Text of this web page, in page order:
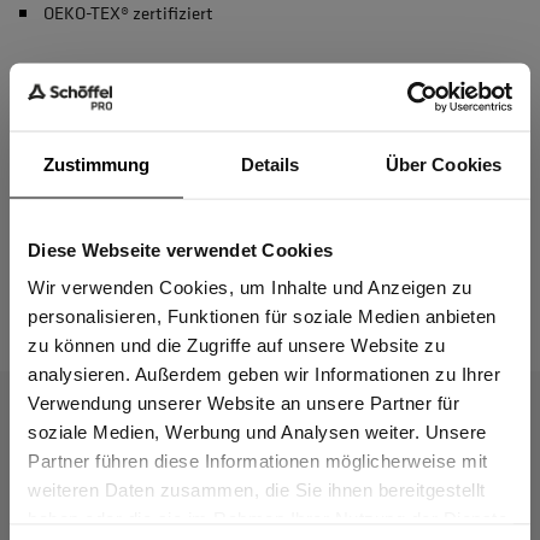
Zustimmung Details Über Cookies
Diese Webseite verwendet Cookies
Wir verwenden Cookies, um Inhalte und Anzeigen zu
personalisieren, Funktionen für soziale Medien anbieten
zu können und die Zugriffe auf unsere Website zu
analysieren. Außerdem geben wir Informationen zu Ihrer
Verwendung unserer Website an unsere Partner für
soziale Medien, Werbung und Analysen weiter. Unsere
Partner führen diese Informationen möglicherweise mit
weiteren Daten zusammen, die Sie ihnen bereitgestellt
OEKO-TEX® zertifiziert
Material & Pflege
Das passt dazu
Sind Sie
Gewerbetreibender?
Ich bestätige, dass ich Gewerbetreibender bin. Alle
Preise werden netto ausgewiesen.